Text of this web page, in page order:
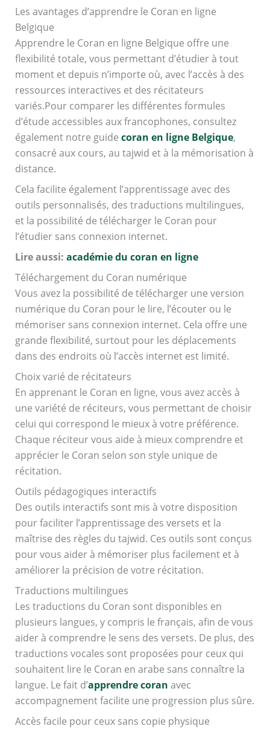
Les avantages d’apprendre le Coran en ligne
Belgique
Apprendre le Coran en ligne Belgique offre une
flexibilité totale, vous permettant d’étudier à tout
moment et depuis n’importe où, avec l’accès à des
ressources interactives et des récitateurs
variés.Pour comparer les différentes formules
d’étude accessibles aux francophones, consultez
également notre guide coran en ligne Belgique,
consacré aux cours, au tajwid et à la mémorisation à
distance.
Cela facilite également l’apprentissage avec des
outils personnalisés, des traductions multilingues,
et la possibilité de télécharger le Coran pour
l’étudier sans connexion internet.
Lire aussi: académie du coran en ligne
Téléchargement du Coran numérique
Vous avez la possibilité de télécharger une version
numérique du Coran pour le lire, l’écouter ou le
mémoriser sans connexion internet. Cela offre une
grande flexibilité, surtout pour les déplacements
dans des endroits où l’accès internet est limité.
Choix varié de récitateurs
En apprenant le Coran en ligne, vous avez accès à
une variété de réciteurs, vous permettant de choisir
celui qui correspond le mieux à votre préférence.
Chaque réciteur vous aide à mieux comprendre et
apprécier le Coran selon son style unique de
récitation.
Outils pédagogiques interactifs
Des outils interactifs sont mis à votre disposition
pour faciliter l’apprentissage des versets et la
maîtrise des règles du tajwid. Ces outils sont conçus
pour vous aider à mémoriser plus facilement et à
améliorer la précision de votre récitation.
Traductions multilingues
Les traductions du Coran sont disponibles en
plusieurs langues, y compris le français, afin de vous
aider à comprendre le sens des versets. De plus, des
traductions vocales sont proposées pour ceux qui
souhaitent lire le Coran en arabe sans connaître la
langue. Le fait d’apprendre coran avec
accompagnement facilite une progression plus sûre.
Accès facile pour ceux sans copie physique